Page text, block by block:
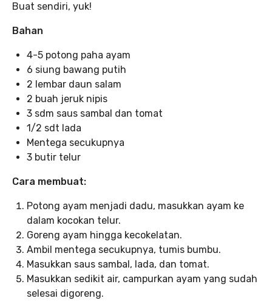
Buat sendiri, yuk!
Bahan
4-5 potong paha ayam
6 siung bawang putih
2 lembar daun salam
2 buah jeruk nipis
3 sdm saus sambal dan tomat
1/2 sdt lada
Mentega secukupnya
3 butir telur
Cara membuat:
Potong ayam menjadi dadu, masukkan ayam ke
dalam kocokan telur.
Goreng ayam hingga kecokelatan.
Ambil mentega secukupnya, tumis bumbu.
Masukkan saus sambal, lada, dan tomat.
Masukkan sedikit air, campurkan ayam yang sudah
selesai digoreng.